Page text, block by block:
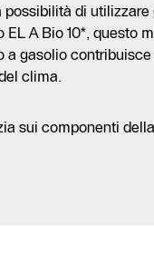
possibilità di utilizzare
EL A Bio 10*, questo
a gasolio contribuisce
clima.
sui componenti